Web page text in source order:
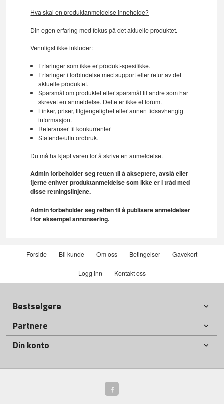
Hva skal en produktanmeldelse inneholde?
Din egen erfaring med fokus på det aktuelle produktet.
Vennligst ikke inkluder:
Erfaringer som ikke er produkt-spesifikke.
Erfaringer i forbindelse med support eller retur av det
aktuelle produktet.
Spørsmål om produktet eller spørsmål til andre som har
skrevet en anmeldelse. Dette er ikke et forum.
Linker, priser, tilgjengelighet eller annen tidsavhengig
informasjon.
Referanser til konkurrenter
Støtende/ufin ordbruk.
Du må ha kjøpt varen for å skrive en anmeldelse.
Admin forbeholder seg retten til å akseptere, avslå eller
fjerne enhver produktanmeldelse som ikke er i tråd med
disse retningslinjene.
Admin forbeholder seg retten til å publisere anmeldelser
i for eksempel annonsering.
Forside Bli kunde Om oss Betingelser Gavekort
Logg inn Kontakt oss
Bestselgere
Partnere
Din konto